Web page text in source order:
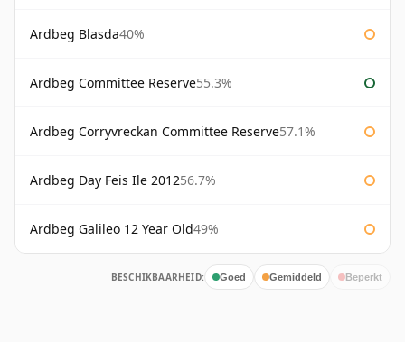
Ardbeg Blasda40%
Ardbeg Committee Reserve55.3%
Ardbeg Corryvreckan Committee Reserve57.1%
Ardbeg Day Feis Ile 201256.7%
Ardbeg Galileo 12 Year Old49%
BESCHIKBAARHEID: Goed Gemiddeld Beperkt